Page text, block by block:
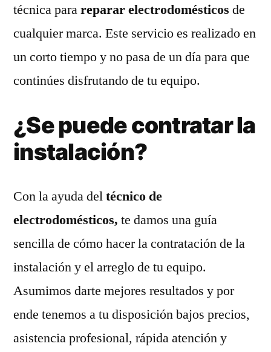
técnica parareparar electrodomésticos de
cualquier marca. Este servicio es realizado en
un corto tiempo y no pasa de un día para que
continúes disfrutando de tu equipo.
¿Se puede contratar la
instalación?
Con la ayuda deltécnico de
electrodomésticos, te damos una guía
sencilla de cómo hacer la contratación de la
instalación y el arreglo de tu equipo.
Asumimos darte mejores resultados y por
ende tenemos a tu disposición bajos precios,
asistencia profesional, rápida atención y